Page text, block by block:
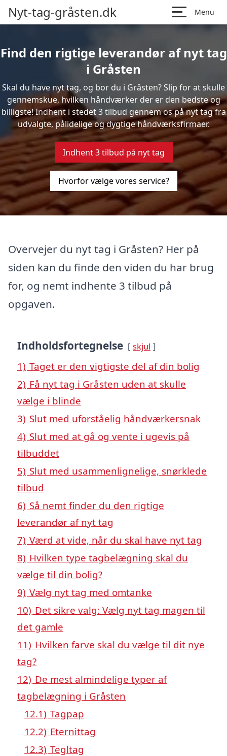
Nyt-tag-gråsten.dk Menu
Find den rigtige leverandør af nyt tag
i Gråsten
Skal du have nyt tag, og bor du i Gråsten? Slip for at skulle
gennemskue, hvilken håndværker der er den bedste og
billigste! Indhent i stedet 3 tilbud gennem os på nyt tag fra
udvalgte, pålidelige og dygtige håndværksfirmaer.
Indhent 3 tilbud på nyt tag
Hvorfor vælge vores service?
Overvejer du nyt tag i Gråsten? Her på
siden kan du finde den viden du har brug
for, og nemt indhente 3 tilbud på
opgaven.
Indholdsfortegnelse skjul
1) Taget er den vigtigste del af din bolig
2) Få nyt tag i Gråsten uden at skulle
vælge i blinde
3) Slut med uforståelig håndværkersnak
4) Slut med at gå og vente i ugevis på
tilbuddet
5) Slut med usammenlignelige, snørklede
tilbud
6) Så nemt finder du den rigtige
leverandør af nyt tag
7) Værd at vide, når du skal have nyt tag
8) Hvilken type tagbelægning skal du
vælge til din bolig?
9) Vælg nyt tag med omtanke
10) Det sikre valg: Vælg nyt tag magen til
det gamle
11) Hvilken farve skal du vælge til dit nye
tag?
12) De mest almindelige typer af
tagbelægning i Gråsten
12.1) Tagpap
12.2) Eternittag
12.3) Tegltag